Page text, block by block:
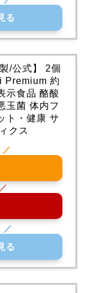
る
/公式】 2個
Premium 約
示食品 酪酸
玉菌 体内フ
ト・健康 サ
クス
る